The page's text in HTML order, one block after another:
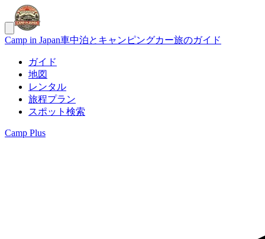
Camp in Japan車中泊とキャンピングカー旅のガイド
ガイド
地図
レンタル
旅程プラン
スポット検索
Camp Plus